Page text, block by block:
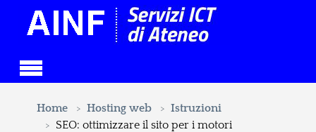
Home
Hosting web
Istruzioni
SEO: ottimizzare il sito per i motori